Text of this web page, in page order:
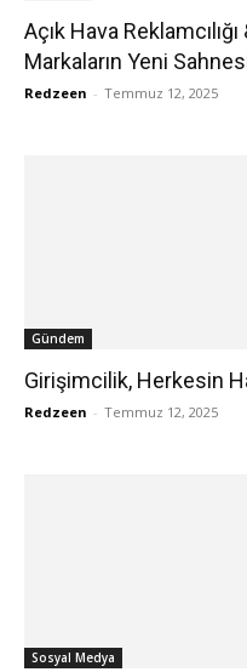
Açık Hava
Markaların Yeni
Redzeen - Temmuz 12, 2025
Gündem
Girişimcilik, Herkesin
Redzeen - Temmuz 12, 2025
Sosyal Medya